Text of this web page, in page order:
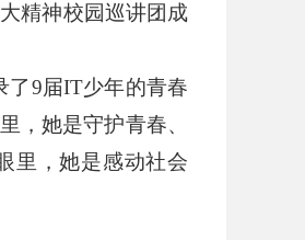
精神校园巡讲团成
了9届IT少年的青春
，她是守护青春、
里，她是感动社会